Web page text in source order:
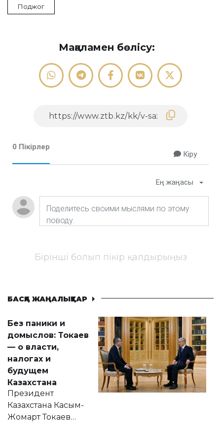
Поджог
Мақаламен бөлісу:
0 Пікірлер
Кіру
Ең жаңасы
Бірінші болып пікір қалдырыңыз
БАСҚА ЖАҢАЛЫҚТАР
Без паники и
домыслов: Токаев
— о власти,
налогах и
будущем
Казахстана
Президент
Казахстана Касым-
Жомарт Токаев